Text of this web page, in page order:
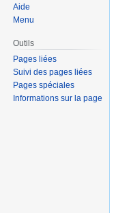
Aide
Menu
Outils
Pages liées
Suivi des pages liées
Pages spéciales
Informations sur la page